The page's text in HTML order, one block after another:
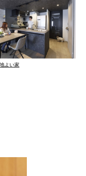
よい家